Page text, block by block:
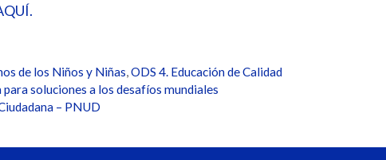
de los Niños y Niñas,ODS 4. Educación de Calidad
soluciones a los desafíos mundiales
– PNUD